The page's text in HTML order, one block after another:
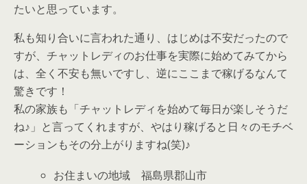
たいと思っています。
私も知り合いに言われた通り、はじめは不安だったので
すが、チャットレディのお仕事を実際に始めてみてから
は、全く不安も無いですし、逆にここまで稼げるなんて
驚きです！
私の家族も「チャットレディを始めて毎日が楽しそうだ
ね♪」と言ってくれますが、やはり稼げると日々のモチベ
ーションもその分上がりますね(笑)♪
お住まいの地域 福島県郡山市